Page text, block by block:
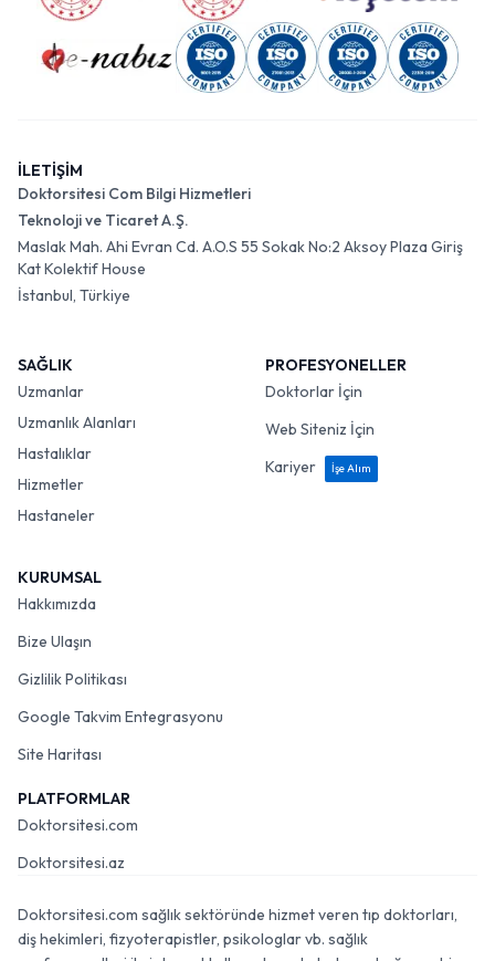
İLETİŞİM
Doktorsitesi Com Bilgi Hizmetleri
Teknoloji ve Ticaret A.Ş.
Maslak Mah. Ahi Evran Cd. A.O.S 55 Sokak No:2 Aksoy Plaza Giriş
Kat Kolektif House
İstanbul, Türkiye
SAĞLIK
Uzmanlar
Uzmanlık Alanları
Hastalıklar
Hizmetler
Hastaneler
PROFESYONELLER
Doktorlar İçin
Web Siteniz İçin
Kariyer
İşe Alım
KURUMSAL
Hakkımızda
Bize Ulaşın
Gizlilik Politikası
Google Takvim Entegrasyonu
Site Haritası
PLATFORMLAR
Doktorsitesi.com
Doktorsitesi.az
Doktorsitesi.com sağlık sektöründe hizmet veren tıp doktorları,
diş hekimleri, fizyoterapistler, psikologlar vb. sağlık